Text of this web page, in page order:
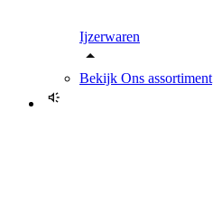
Ijzerwaren
Bekijk Ons assortiment